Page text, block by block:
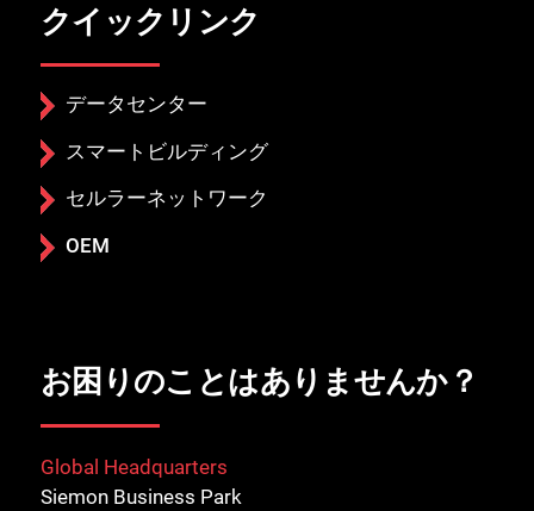
クイックリンク
データセンター
スマートビルディング
セルラーネットワーク
OEM
お困りのことはありませんか？
Global Headquarters
Siemon Business Park